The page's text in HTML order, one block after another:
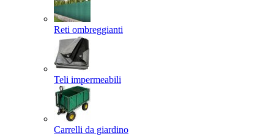
Reti ombreggianti
Teli impermeabili
Carrelli da giardino